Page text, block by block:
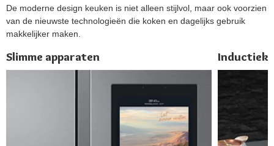
De moderne design keuken is niet alleen stijlvol, maar ook voorzien
van de nieuwste technologieën die koken en dagelijks gebruik
makkelijker maken.
Slimme apparaten